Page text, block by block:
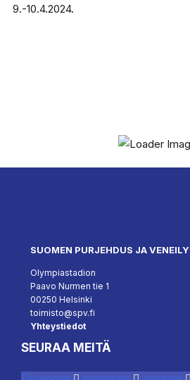
9.-10.4.2024.
SUOMEN PURJEHDUS JA VENEILY
Olympiastadion
Paavo Nurmen tie 1
00250 Helsinki
toimisto@spv.fi
Yhteystiedot
SEURAA MEITÄ